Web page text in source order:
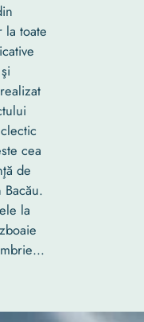
la toate
cea
de
la